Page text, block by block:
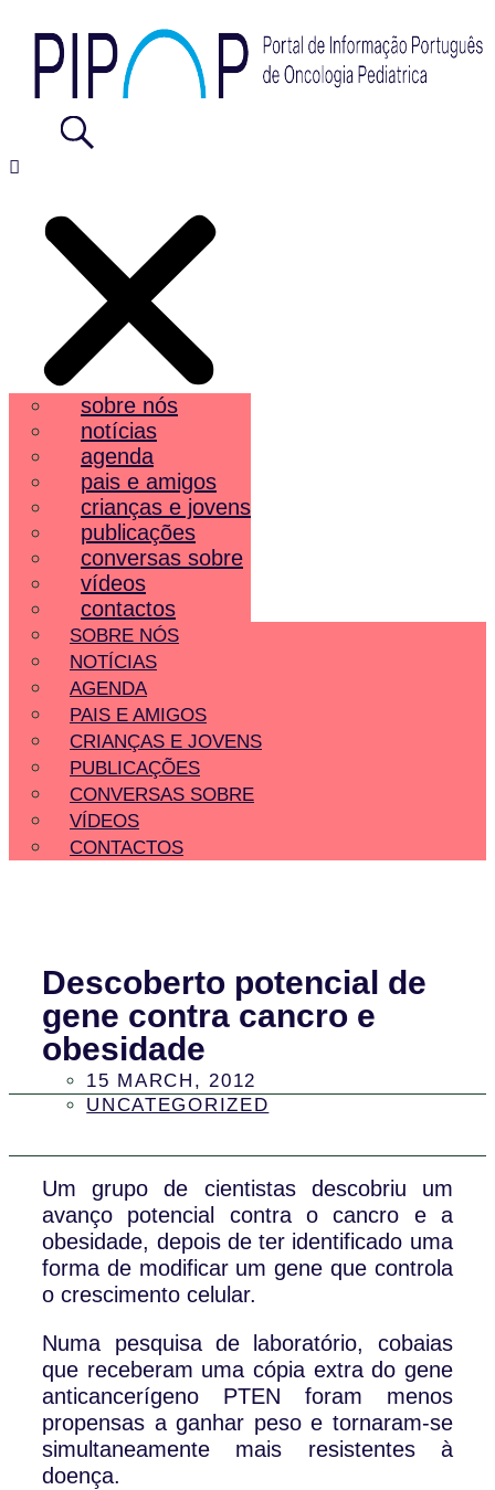
sobre nós
notícias
agenda
pais e amigos
crianças e jovens
publicações
conversas sobre
vídeos
contactos
SOBRE NÓS
NOTÍCIAS
AGENDA
PAIS E AMIGOS
CRIANÇAS E JOVENS
PUBLICAÇÕES
CONVERSAS SOBRE
VÍDEOS
CONTACTOS
Descoberto potencial de
gene contra cancro e
obesidade
15 MARCH, 2012
UNCATEGORIZED
Um grupo de cientistas descobriu um
avanço potencial contra o cancro e a
obesidade, depois de ter identificado uma
forma de modificar um gene que controla
o crescimento celular.
Numa pesquisa de laboratório, cobaias
que receberam uma cópia extra do gene
anticancerígeno PTEN foram menos
propensas a ganhar peso e tornaram-se
simultaneamente mais resistentes à
doença.